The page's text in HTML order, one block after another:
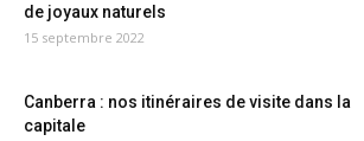
de joyaux naturels
15 septembre 2022
Canberra : nos itinéraires de visite dans la
capitale